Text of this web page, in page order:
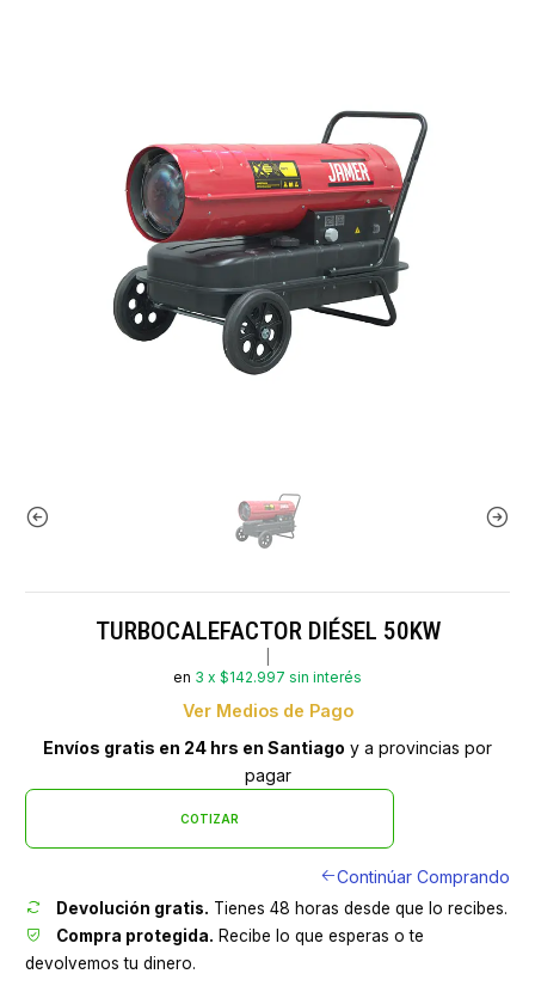
TURBOCALEFACTOR DIÉSEL 50KW
en 3 x $142.997 sin interés
Ver Medios de Pago
Envíos gratis en 24 hrs en Santiago y a provincias por
pagar
COTIZAR
Continúar Comprando
Devolución gratis. Tienes 48 horas desde que lo recibes.
Compra protegida. Recibe lo que esperas o te
devolvemos tu dinero.